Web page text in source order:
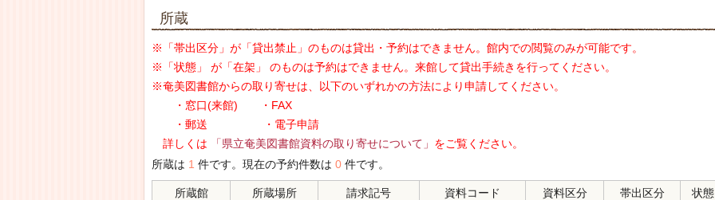
所蔵
※「帯出区分」が「貸出禁止」のものは貸出・予約はできません。館内での閲覧のみが可能です。
※「状態」 が「在架」 のものは予約はできません。来館して貸出手続きを行ってください。
※奄美図書館からの取り寄せは、以下のいずれかの方法により申請してください。
・窓口(来館) ・FAX
・郵送 ・電子申請
詳しくは
「県立奄美図書館資料の取り寄せについて」 をご覧ください。
所蔵は 1 件です。現在の予約件数は 0 件です。
所蔵館 所蔵場所 請求記号 資料コード 資料区分 帯出区分
状態